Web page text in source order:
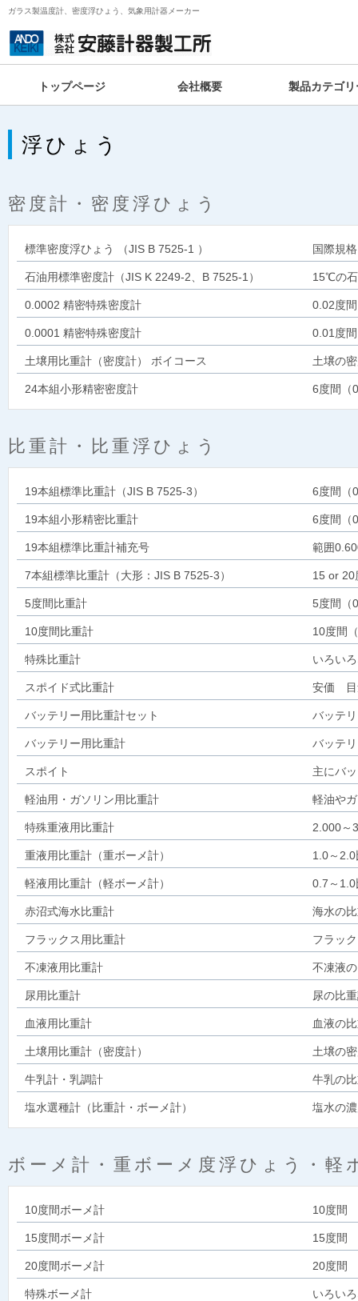
ガラス製温度計、密度浮ひょう、気象用計器メーカー
トップページ 会社概要 製品カテゴリ
浮ひょう
密度計・密度浮ひょう
標準密度浮ひょう （JIS B 7525-1 ） 国際規
石油用標準密度計（JIS K 2249-2、B 7525-1） 15℃の
0.0002 精密特殊密度計 0.02度
0.0001 精密特殊密度計 0.01度
土壌用比重計（密度計） ボイコース 土壌の
24本組小形精密密度計 6度間
比重計・比重浮ひょう
19本組標準比重計（JIS B 7525-3） 6度間
19本組小形精密比重計 6度間
19本組標準比重計補充号 範囲
7本組標準比重計（大形：JIS B 7525-3） 15 or
5度間比重計 5度間
10度間比重計 10度間
特殊比重計 いろい
スポイド式比重計 安価 目
バッテリー用比重計セット バッテ
バッテリー用比重計 バッテ
スポイト 主にバ
軽油用・ガソリン用比重計 軽油や
特殊重液用比重計 2.000～
重液用比重計（重ボーメ計） 1.0～
軽液用比重計（軽ボーメ計） 0.7～1.0
赤沼式海水比重計 海水の
フラックス用比重計 フラッ
不凍液用比重計 不凍液
尿用比重計 尿の比
血液用比重計 血液の
土壌用比重計（密度計） 土壌の
牛乳計・乳調計 牛乳の
塩水選種計（比重計・ボーメ計） 塩水の
ボーメ計・重ボーメ度浮ひょう・軽
10度間ボーメ計 10度間
15度間ボーメ計 15度間
20度間ボーメ計 20度間
特殊ボーメ計 いろい